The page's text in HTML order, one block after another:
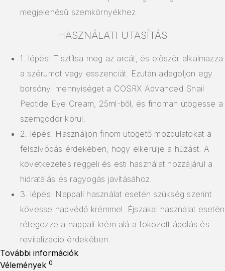
megjelenésű szemkörnyékhez.
HASZNÁLATI UTASÍTÁS
1. lépés: Tisztítsa meg az arcát, és először alkalmazza
a szérumot vagy esszenciát. Ezután adagoljon egy
borsónyi mennyiséget a COSRX Advanced Snail
Peptide Eye Cream, 25ml-ből, és finoman ütögesse a
szemgödör körül.
2. lépés: Használjon finom ütögető mozdulatokat a
felszívódás érdekében, hogy elkerülje a húzást. A
következetes reggeli és esti használat hozzájárul a
hidratálás és ragyogás javításához.
3. lépés: Nappali használat esetén szükség szerint
kövesse napvédő krémmel. Éjszakai használat esetén
rétegezze a nappali krém alá a fokozott ápolás és
revitalizáció érdekében.
További információk
Vélemények 0